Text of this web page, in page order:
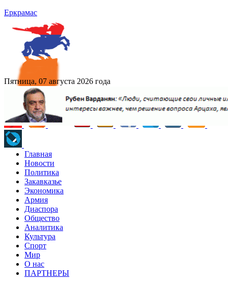
Еркрамас
Пятница, 07 августа 2026 года
Главная
Новости
Политика
Закавказье
Экономика
Армия
Диаспора
Общество
Аналитика
Культура
Спорт
Мир
О нас
ПАРТНЕРЫ